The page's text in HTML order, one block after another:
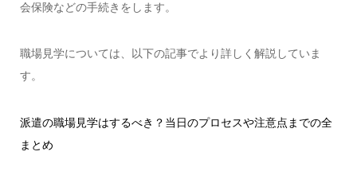
会保険などの手続きをします。
職場見学については、以下の記事でより詳しく解説していま
す。
派遣の職場見学はするべき？当日のプロセスや注意点までの全
まとめ